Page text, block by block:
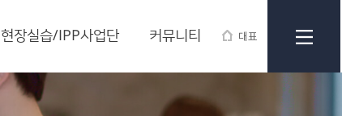
대표
현장실습/IPP사업단 커뮤니티